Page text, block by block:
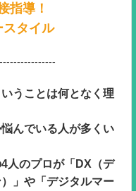
指導！
スタイル
うことは何となく理
んでいる人が多くい
人のプロが「DX（デ
」や「デジタルマー